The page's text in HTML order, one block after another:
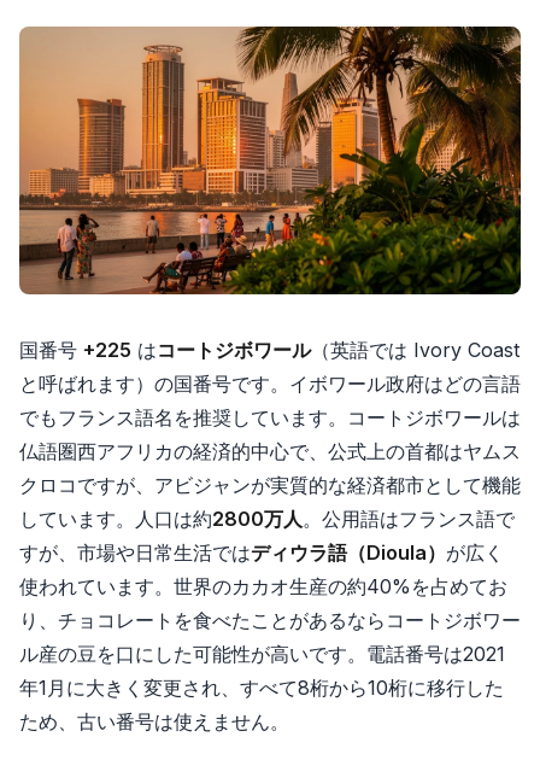
国番号 +225 はコートジボワール（英語では Ivory Coast
と呼ばれます）の国番号です。イボワール政府はどの言語
でもフランス語名を推奨しています。コートジボワールは
仏語圏西アフリカの経済的中心で、公式上の首都はヤムス
クロコですが、アビジャンが実質的な経済都市として機能
しています。人口は約2800万人 。公用語はフランス語で
すが、市場や日常生活ではディウラ語（Dioula） が広く
使われています。世界のカカオ生産の約40%を占めてお
り、チョコレートを食べたことがあるならコートジボワー
ル産の豆を口にした可能性が高いです。電話番号は2021
年1月に大きく変更され、すべて8桁から10桁に移行した
ため、古い番号は使えません。